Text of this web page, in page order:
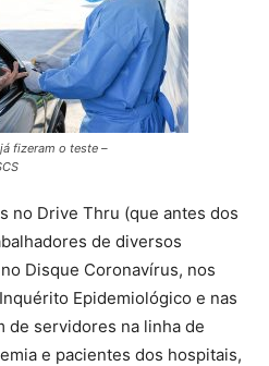
fizeram o teste –
no Drive Thru (que antes dos
de diversos
Disque Coronavírus, nos
Epidemiológico e nas
de servidores na linha de
e pacientes dos hospitais,